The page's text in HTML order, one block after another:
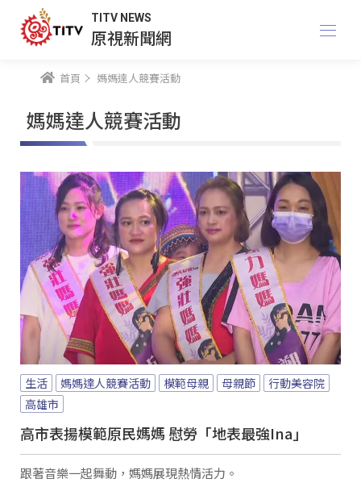
TITV NEWS
原視新聞網
首頁 媽媽達人競賽活動
媽媽達人競賽活動
生活 媽媽達人競賽活動 模範母親 母親節
行動美容院
高雄市
高市表揚模範原民媽媽 慰勞「地表最強Ina」
跟著音樂一起舞動，媽媽展現熱情活力。